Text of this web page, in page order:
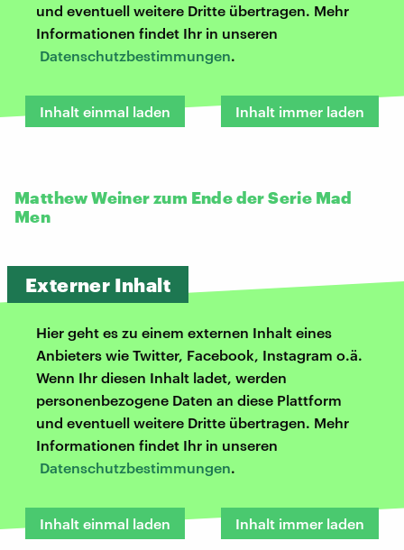
und eventuell weitere Dritte übertragen. Mehr
Informationen findet Ihr in unseren
Datenschutzbestimmungen.
Inhalt einmal laden Inhalt immer laden
Matthew Weiner zum Ende der Serie Mad
Men
Externer Inhalt
Hier geht es zu einem externen Inhalt eines
Anbieters wie Twitter, Facebook, Instagram o.ä.
Wenn Ihr diesen Inhalt ladet, werden
personenbezogene Daten an diese Plattform
und eventuell weitere Dritte übertragen. Mehr
Informationen findet Ihr in unseren
Datenschutzbestimmungen.
Inhalt einmal laden Inhalt immer laden